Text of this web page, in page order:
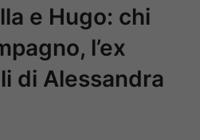
e Hugo: chi
l’ex
di Alessandra